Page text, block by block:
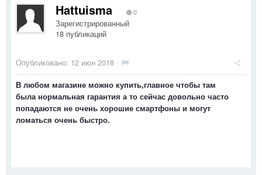
Hattuisma 0
Зарегистрированный
18 публикаций
Опубликовано: 12 июн 2018 ·
В любом магазине можно купить,главное чтобы там
была нормальная гарантия а то сейчас довольно часто
попадаются не очень хорошие смартфоны и могут
ломаться очень быстро.